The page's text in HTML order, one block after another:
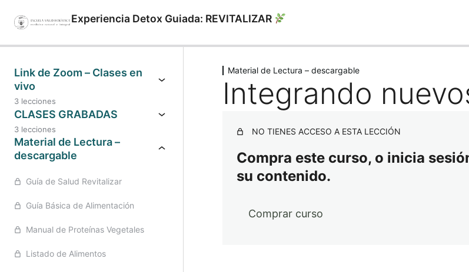
Experiencia Detox Guiada: REVITALIZAR
Link de Zoom – Clases en
vivo
3 lecciones
CLASES GRABADAS
3 lecciones
Material de Lectura –
descargable
Guía de Salud Revitalizar
Guía Básica de Alimentación
Manual de Proteínas Vegetales
Listado de Alimentos
Material de Lectura – descargable
Integrando
NO TIENES ACCESO A ESTA LECCIÓN
Compra este curso, o inicia
su contenido.
Comprar curso